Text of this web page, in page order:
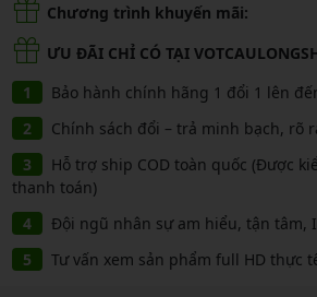
Chương trình khuyến mãi:
ƯU ĐÃI CHỈ CÓ TẠI
Bảo hành chính hãng 1 đổi 1 lên
Chính sách đổi – trả minh bạch, rõ
Hỗ trợ ship COD toàn quốc (Được
thanh toán)
Đội ngũ nhân sự am hiểu, tận tâm,
Tư vấn xem sản phẩm full HD thực